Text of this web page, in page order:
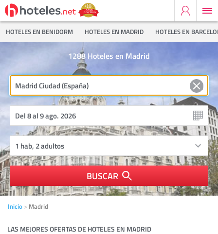
HOTELES EN BENIDORM HOTELES EN MADRID HOTELES EN
Hoteles en Madrid
1288
BUSCAR
Inicio Madrid
LAS MEJORES OFERTAS DE HOTELES EN MADRID